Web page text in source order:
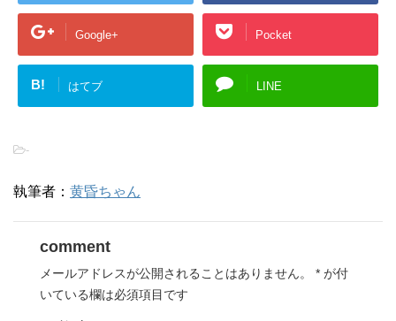
Google+ Pocket
B! はてブ LINE
-
執筆者： 黄昏ちゃん
comment
メールアドレスが公開されることはありません。 * が付
いている欄は必須項目です